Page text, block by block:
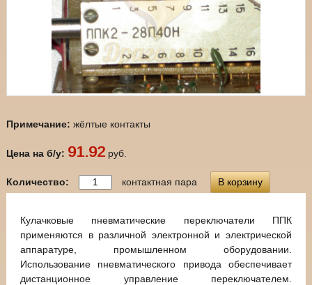
Примечание: жёлтые контакты
Цена на б/у: 91.92руб.
Количество: контактная пара В корзину
Кулачковые пневматические переключатели ППК
применяются в различной электронной и электрической
аппаратуре, промышленном оборудовании.
Использование пневматического привода обеспечивает
дистанционное управление переключателем.